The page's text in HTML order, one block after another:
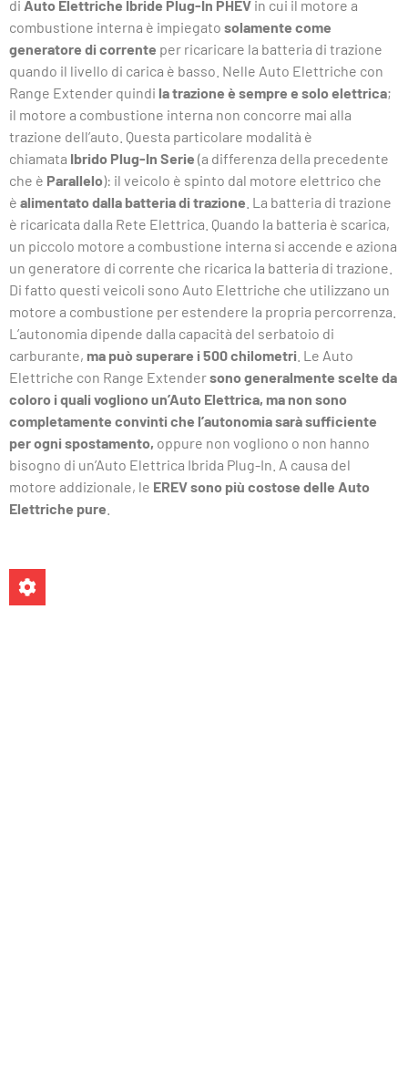
di Auto Elettriche Ibride Plug-In PHEV in cui il motore a
combustione interna è impiegato solamente come
generatore di corrente per ricaricare la batteria di trazione
quando il livello di carica è basso. Nelle Auto Elettriche con
Range Extender quindi la trazione è sempre e solo elettrica;
il motore a combustione interna non concorre mai alla
trazione dell’auto. Questa particolare modalità è
chiamata Ibrido Plug-In Serie (a differenza della precedente
che è Parallelo): il veicolo è spinto dal motore elettrico che
è alimentato dalla batteria di trazione . La batteria di trazione
è ricaricata dalla Rete Elettrica. Quando la batteria è scarica,
un piccolo motore a combustione interna si accende e aziona
un generatore di corrente che ricarica la batteria di trazione.
Di fatto questi veicoli sono Auto Elettriche che utilizzano un
motore a combustione per estendere la propria percorrenza.
L’autonomia dipende dalla capacità del serbatoio di
carburante, ma può superare i 500 chilometri . Le Auto
Elettriche con Range Extendersono generalmente scelte da
coloro i quali vogliono un’Auto Elettrica, ma non sono
completamente convinti che l’autonomia sarà sufficiente
per ogni spostamento, oppure non vogliono o non hanno
bisogno di un’Auto Elettrica Ibrida Plug-In. A causa del
motore addizionale, le EREV sono più costose delle Auto
Elettriche pure